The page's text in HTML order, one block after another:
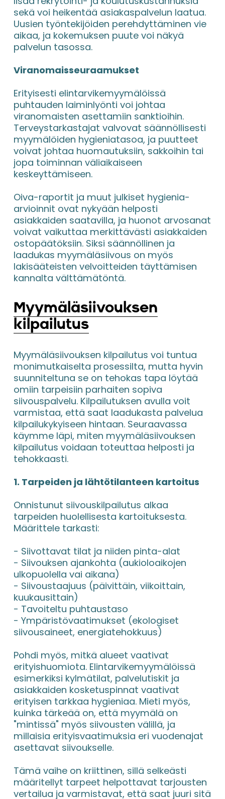
sekä voi heikentää asiakaspalvelun laatua.
Uusien työntekijöiden perehdyttäminen vie
aikaa, ja kokemuksen puute voi näkyä
palvelun tasossa.
Viranomaisseuraamukset
Erityisesti elintarvikemyymälöissä
puhtauden laiminlyönti voi johtaa
viranomaisten asettamiin sanktioihin.
Terveystarkastajat valvovat säännöllisesti
myymälöiden hygieniatasoa, ja puutteet
voivat johtaa huomautuksiin, sakkoihin tai
jopa toiminnan väliaikaiseen
keskeyttämiseen.
Oiva-raportit ja muut julkiset hygienia-
arvioinnit ovat nykyään helposti
asiakkaiden saatavilla, ja huonot arvosanat
voivat vaikuttaa merkittävästi asiakkaiden
ostopäätöksiin. Siksi säännöllinen ja
laadukas myymäläsiivous on myös
lakisääteisten velvoitteiden täyttämisen
kannalta välttämätöntä.
Myymäläsiivouksen
kilpailutus
Myymäläsiivouksen kilpailutus voi tuntua
monimutkaiselta prosessilta, mutta hyvin
suunniteltuna se on tehokas tapa löytää
omiin tarpeisiin parhaiten sopiva
siivouspalvelu. Kilpailutuksen avulla voit
varmistaa, että saat laadukasta palvelua
kilpailukykyiseen hintaan. Seuraavassa
käymme läpi, miten myymäläsiivouksen
kilpailutus voidaan toteuttaa helposti ja
tehokkaasti.
1. Tarpeiden ja lähtötilanteen kartoitus
Onnistunut siivouskilpailutus alkaa
tarpeiden huolellisesta kartoituksesta.
Määrittele tarkasti:
- Siivottavat tilat ja niiden pinta-alat
- Siivouksen ajankohta (aukioloaikojen
ulkopuolella vai aikana)
- Siivoustaajuus (päivittäin, viikoittain,
kuukausittain)
- Tavoiteltu puhtaustaso
- Ympäristövaatimukset (ekologiset
siivousaineet, energiatehokkuus)
Pohdi myös, mitkä alueet vaativat
erityishuomiota. Elintarvikemyymälöissä
esimerkiksi kylmätilat, palvelutiskit ja
asiakkaiden kosketuspinnat vaativat
erityisen tarkkaa hygieniaa. Mieti myös,
kuinka tärkeää on, että myymälä on
"mintissä" myös siivousten välillä, ja
millaisia erityisvaatimuksia eri vuodenajat
asettavat siivoukselle.
Tämä vaihe on kriittinen, sillä selkeästi
määritellyt tarpeet helpottavat tarjousten
vertailua ja varmistavat, että saat juuri sitä